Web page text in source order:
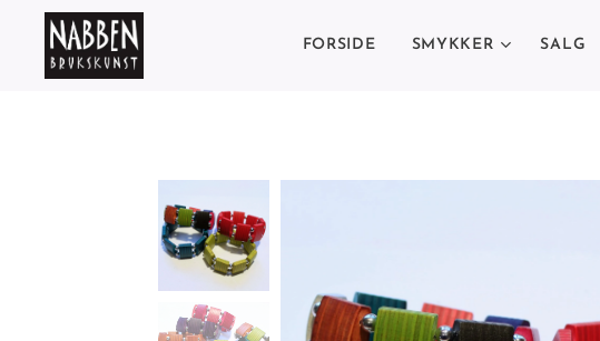
FORSIDE SMYKKER SALG